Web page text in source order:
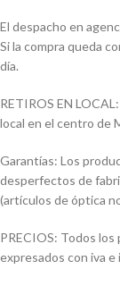
El despacho en
Si la compra queda
día.
RETIROS EN
local en el centro de
Garantías: Los
desperfectos de
(artículos de óptica
PRECIOS: Todos
expresados con iva